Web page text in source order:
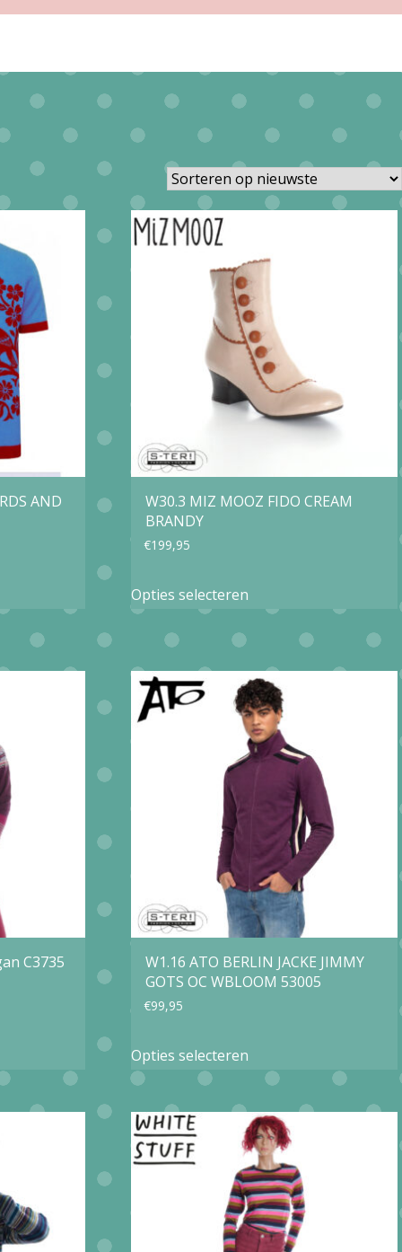
AND
W30.3 MIZ MOOZ FIDO CREAM
BRANDY
€199,95
Opties selecteren
product
meerdere
variaties.
Deze
optie
gekozen
worden
op
de
productpagina
C3735
W1.16 ATO BERLIN JACKE JIMMY
GOTS OC WBLOOM 53005
€99,95
Opties selecteren
product
meerdere
variaties.
Deze
optie
kan